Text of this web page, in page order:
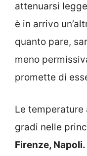
attenuarsi
è in arrivo
quanto pare,
meno
promette di
Le temperature
gradi nelle
Firenze, Napoli.